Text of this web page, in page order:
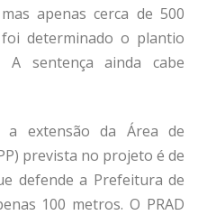
apenas cerca de 500
determinado o plantio
A sentença ainda cabe
a extensão da Área de
prevista no projeto é de
defende a Prefeitura de
100 metros. O PRAD